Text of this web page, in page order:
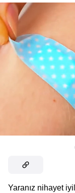
Yaranız nihayet